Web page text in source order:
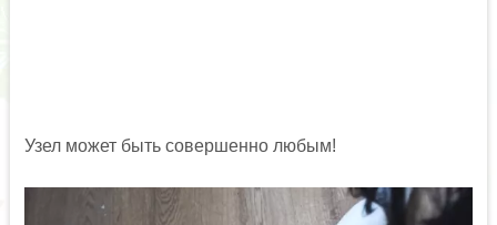
Узел может быть совершенно любым!